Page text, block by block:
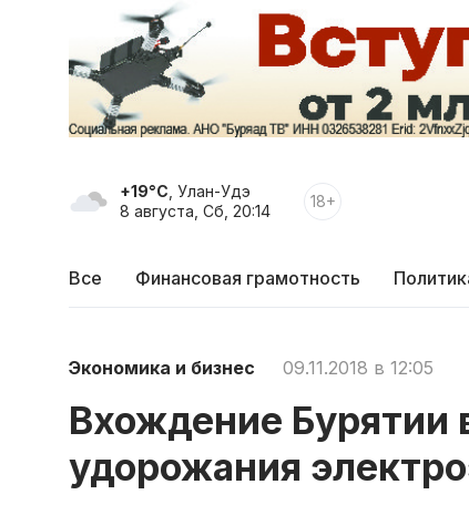
+19°C , Улан-Удэ
8 августа, Сб, 20:14
18+
Все Финансовая грамотность
Экономика и бизнес 09.11.2018 в 12:05
Вхождение Бурятии
удорожания